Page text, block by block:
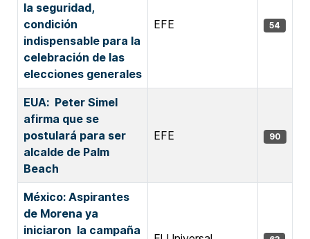
la seguridad,
condición
indispensable para la
celebración de las
elecciones generales
EFE 54
EUA: Peter Simel
afirma que se
postulará para ser
alcalde de Palm
Beach
EFE 90
México: Aspirantes
de Morena ya
iniciaron la campaña